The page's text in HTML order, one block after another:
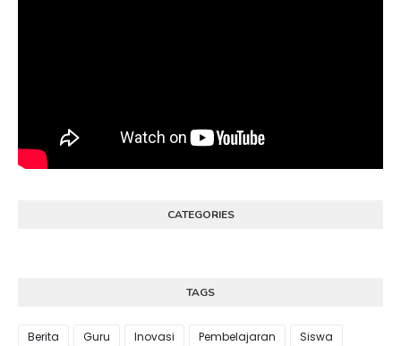
CATEGORIES
TAGS
Berita Guru Inovasi Pembelajaran Siswa